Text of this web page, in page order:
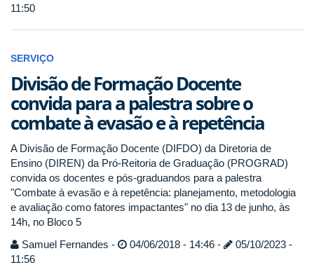
11:50
SERVIÇO
Divisão de Formação Docente
convida para a palestra sobre o
combate à evasão e à repetência
A Divisão de Formação Docente (DIFDO) da Diretoria de
Ensino (DIREN) da Pró-Reitoria de Graduação (PROGRAD)
convida os docentes e pós-graduandos para a palestra
"Combate à evasão e à repetência: planejamento, metodologia
e avaliação como fatores impactantes" no dia 13 de junho, às
14h, no Bloco 5
Samuel Fernandes -
04/06/2018 - 14:46 -
05/10/2023 -
11:56